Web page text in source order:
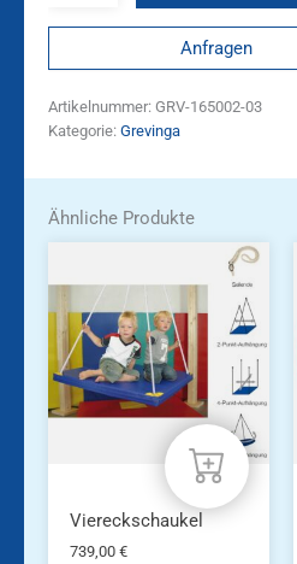
Anfragen
Artikelnummer: GRV-165002-03
Kategorie: Grevinga
Ähnliche Produkte
Viereckschaukel
739,00 €